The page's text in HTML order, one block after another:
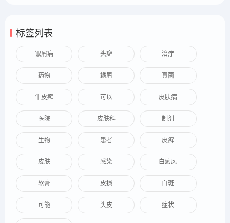
标签列表
银屑病 头癣 治疗
药物 鳞屑 真菌
牛皮癣 可以 皮肤病
医院 皮肤科 制剂
生物 患者 皮癣
皮肤 感染 白癜风
软膏 皮损 白斑
可能 头皮 症状